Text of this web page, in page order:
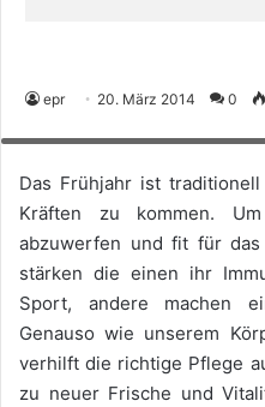
epr 20. März 2014 0
Spurenelementen und aktiviert das
Das Frühjahr ist
Kräften zu kommen.
abzuwerfen und fit für das
stärken die einen ihr
Sport, andere machen
Genauso wie unserem
verhilft die richtige Pflege
zu neuer Frische und